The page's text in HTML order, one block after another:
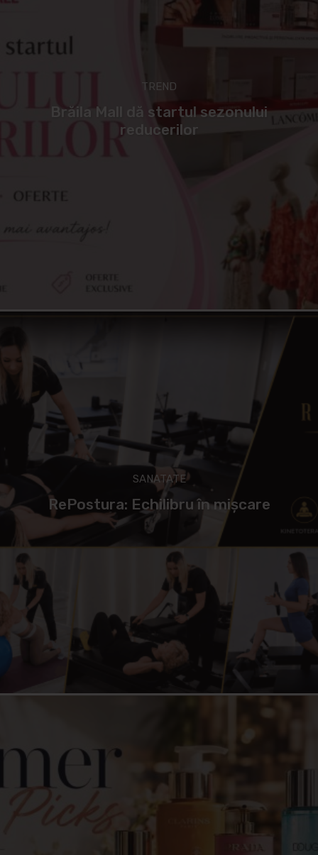
TREND
Brăila Mall dă startul sezonului
reducerilor
SANATATE
RePostura: Echilibru în mișcare